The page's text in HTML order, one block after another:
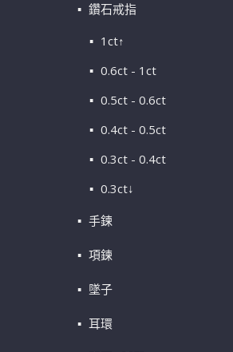
鑽石戒指
1ct↑
0.6ct - 1ct
0.5ct - 0.6ct
0.4ct - 0.5ct
0.3ct - 0.4ct
0.3ct↓
手鍊
項鍊
墜子
耳環